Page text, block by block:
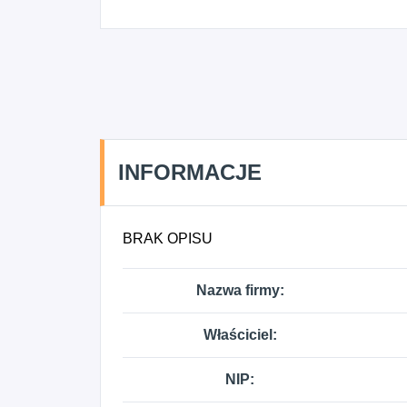
INFORMACJE
BRAK OPISU
Nazwa firmy:
Właściciel:
NIP: